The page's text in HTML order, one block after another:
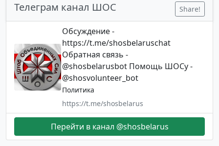
Телеграм канал ШОС Share!
Обсуждение -
https://t.me/shosbelaruschat
Обратная связь -
@shosbelarusbot Помощь ШОСу -
@shosvolunteer_bot
Политика
https://t.me/shosbelarus
Перейти в канал @shosbelarus